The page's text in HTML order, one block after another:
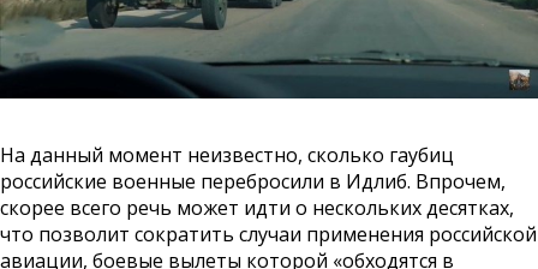
На данный момент неизвестно, сколько гаубиц
российские военные перебросили в Идлиб. Впрочем,
скорее всего речь может идти о нескольких десятках,
что позволит сократить случаи применения российской
авиации, боевые вылеты которой «обходятся в